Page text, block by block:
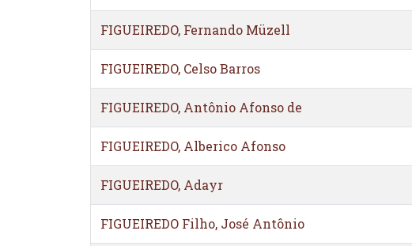
FIGUEIREDO, Fernando Müzell
FIGUEIREDO, Celso Barros
FIGUEIREDO, Antônio Afonso de
FIGUEIREDO, Alberico Afonso
FIGUEIREDO, Adayr
FIGUEIREDO Filho, José Antônio